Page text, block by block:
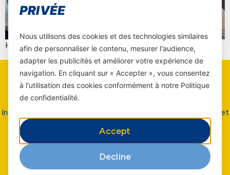
Hadith et verset du jour – à venir
Restez
Inscrivez vous pour recevoir nos dernières offres, nouveautés et
PRIVÉE
Nous utilisons des cookies et des technologies similaires
afin de personnaliser le contenu, mesurer l'audience,
adapter les publicités et améliorer votre expérience de
navigation. En cliquant sur « Accepter », vous consentez
à l'utilisation des cookies conformément à notre Politique
de confidentialité.
Accept
Decline